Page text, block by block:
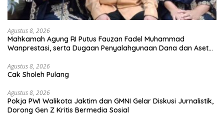
Agustus 8, 2026
Mahkamah Agung RI Putus Fauzan Fadel Muhammad
Wanprestasi, serta Dugaan Penyalahgunaan Dana dan Aset
Agustus 8, 2026
Cak Sholeh Pulang
Agustus 8, 2026
Pokja PWI Walikota Jaktim dan GMNI Gelar Diskusi Jurnalistik,
Dorong Gen Z Kritis Bermedia Sosial